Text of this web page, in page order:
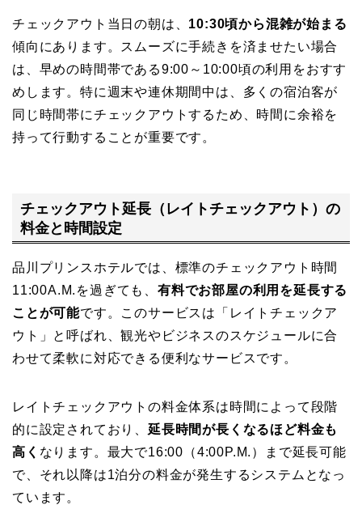
チェックアウト当日の朝は、 10:30頃から混雑が始まる
傾向にあります。スムーズに手続きを済ませたい場合
は、早めの時間帯である9:00～10:00頃の利用をおすす
めします。特に週末や連休期間中は、多くの宿泊客が
同じ時間帯にチェックアウトするため、時間に余裕を
持って行動することが重要です。
チェックアウト延長（レイトチェックアウト）の
料金と時間設定
品川プリンスホテルでは、標準のチェックアウト時間
11:00A.M.を過ぎても、 有料でお部屋の利用を延長する
ことが可能です。このサービスは「レイトチェックア
ウト」と呼ばれ、観光やビジネスのスケジュールに合
わせて柔軟に対応できる便利なサービスです。
レイトチェックアウトの料金体系は時間によって段階
的に設定されており、 延長時間が長くなるほど料金も
高く なります。最大で16:00（4:00P.M.）まで延長可能
で、それ以降は1泊分の料金が発生するシステムとなっ
ています。